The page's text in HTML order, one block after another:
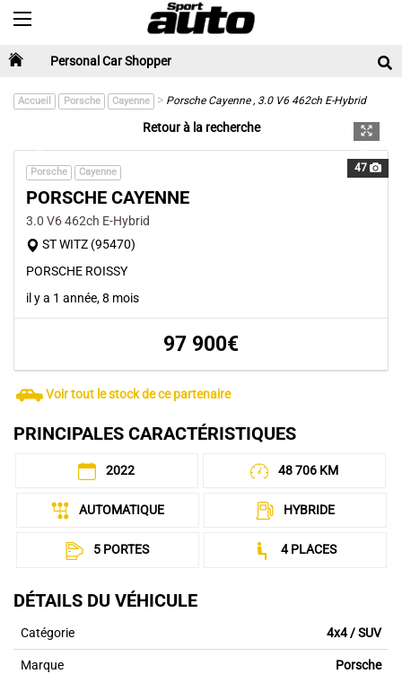
Toggle navigation
Personal Car Shopper
Accueil Porsche Cayenne > Porsche Cayenne , 3.0 V6 462ch E-Hybrid
Retour à la recherche
47
Next
Porsche Cayenne
PORSCHE CAYENNE
3.0 V6 462ch E-Hybrid
ST WITZ (95470)
PORSCHE ROISSY
il y a 1 année, 8 mois
97 900€
Voir tout le stock de ce partenaire
PRINCIPALES CARACTÉRISTIQUES
2022 48 706 KM
AUTOMATIQUE HYBRIDE
5 PORTES 4 PLACES
DÉTAILS DU VÉHICULE
Catégorie 4x4 / SUV
Marque Porsche